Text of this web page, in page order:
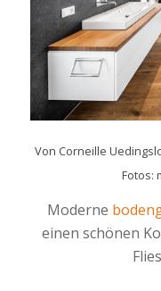
Von Corneille
Fotos:
Moderne
einen schönen